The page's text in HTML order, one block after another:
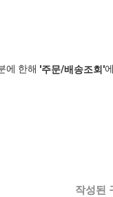
에 한해 '주문/배송조회'
작성된